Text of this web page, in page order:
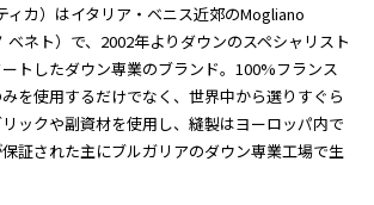
ィカ）はイタリア・ベニス近郊のMogliano
ベネト）で、2002年よりダウンのスペシャリスト
トしたダウン専業のブランド。100%フランス
を使用するだけでなく、世界中から選りすぐら
ックや副資材を使用し、縫製はヨーロッパ内で
証された主にブルガリアのダウン専業工場で生